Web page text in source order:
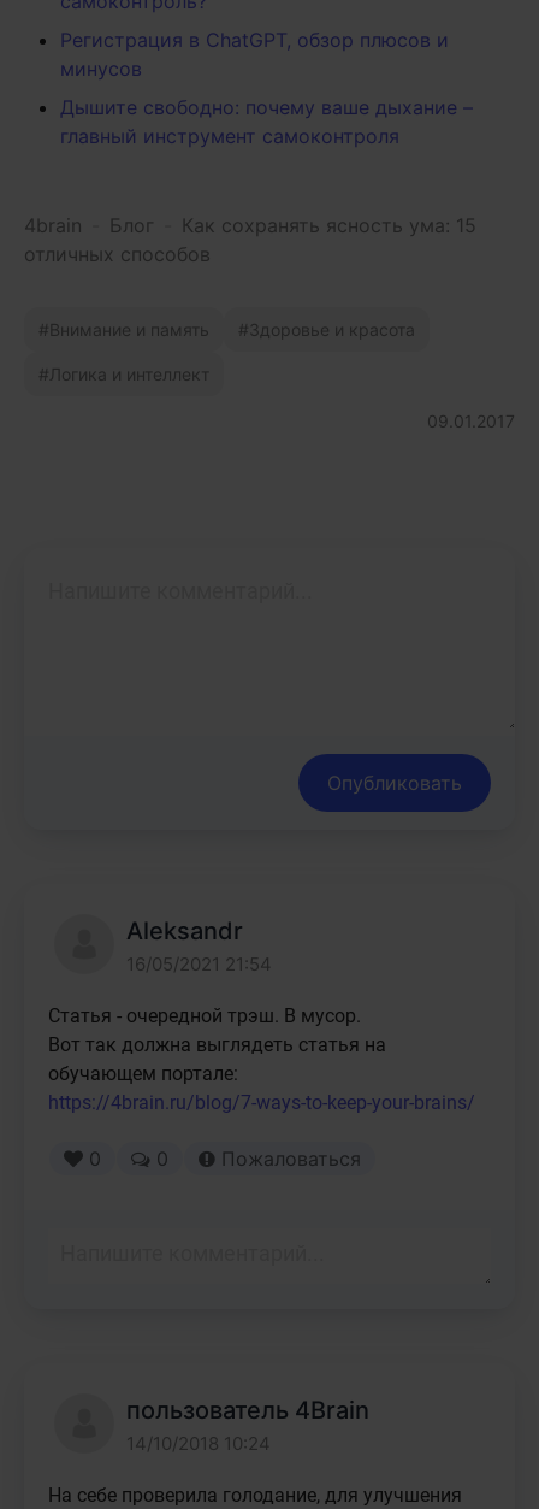
Регистрация в ChatGPT, обзор плюсов и
минусов
Дышите свободно: почему ваше дыхание –
главный инструмент самоконтроля
4brain Блог
Как сохранять ясность ума: 15
отличных способов
Внимание и память Здоровье и красота
Логика и интеллект
09.01.2017
Опубликовать
Aleksandr
16/05/2021 21:54
Статья - очередной трэш. В мусор.
Вот так должна выглядеть статья на
https://4brain.ru/blog/7-ways-to-keep-your-brains/
0 0 Пожаловаться
пользователь 4Brain
14/10/2018 10:24
На себе проверила голодание, для улучшения